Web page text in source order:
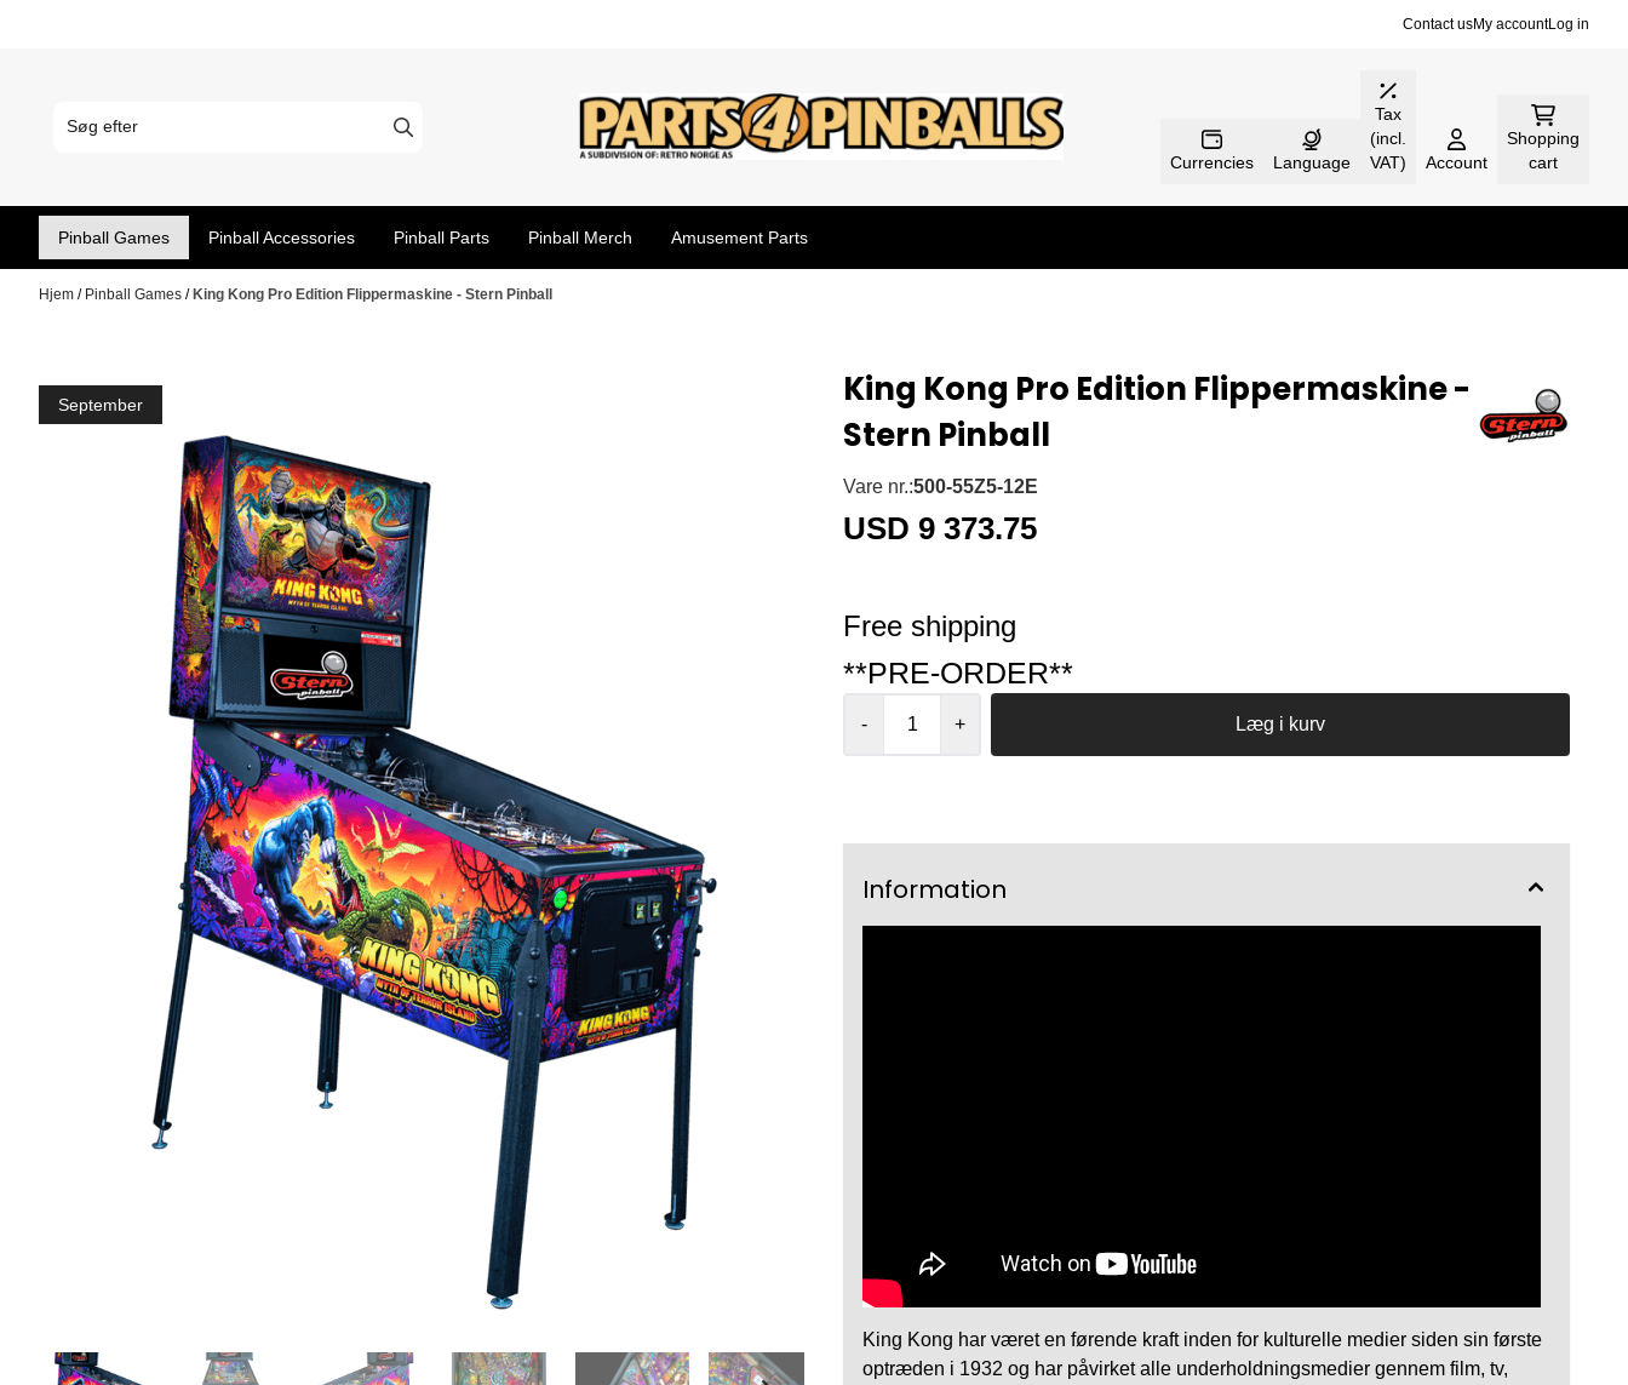
Contact usMy accountLog in
Currencies Language
Tax
(incl.
VAT)
Account
Shopping
cart
Pinball Games Pinball Accessories Pinball Parts Pinball Merch Amusement Parts
Hjem / Pinball Games /King Kong Pro Edition Flippermaskine - Stern Pinball
September
King Kong Pro Edition Flippermaskine -
Stern Pinball
Vare nr.:500-55Z5-12E
USD 9 373.75
Free shipping
**PRE-ORDER**
- + Læg i kurv
Information
King Kong har været en førende kraft inden for kulturelle medier siden sin første
optræden i 1932 og har påvirket alle underholdningsmedier gennem film, tv,